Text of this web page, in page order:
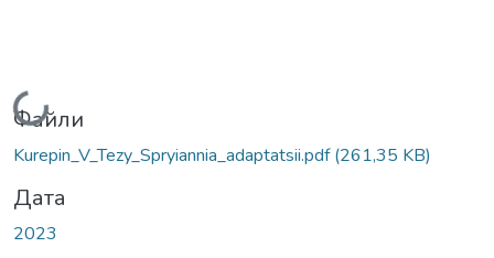
Вантажиться...
Файли
Kurepin_V_Tezy_Spryiannia_adaptatsii.pdf(261,35 KB)
Дата
2023